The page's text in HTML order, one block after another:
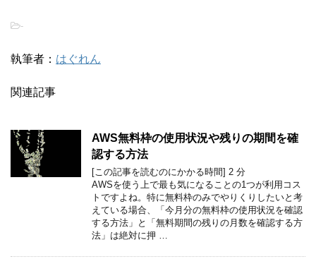
-
執筆者： はぐれん
関連記事
AWS無料枠の使用状況や残りの期間を確
認する方法
[この記事を読むのにかかる時間] 2 分
AWSを使う上で最も気になることの1つが利用コス
トですよね。特に無料枠のみでやりくりしたいと考
えている場合、「今月分の無料枠の使用状況を確認
する方法」と「無料期間の残りの月数を確認する方
法」は絶対に押 …